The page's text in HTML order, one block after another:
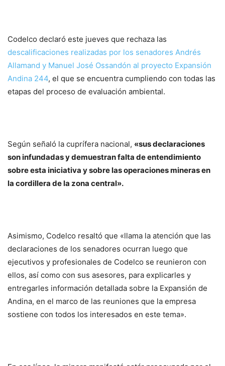
Codelco declaró este jueves que rechaza las
descalificaciones realizadas por los senadores Andrés
Allamand y Manuel José Ossandón al proyecto Expansión
Andina 244, el que se encuentra cumpliendo con todas las
etapas del proceso de evaluación ambiental.
Según señaló la cuprífera nacional, «sus declaraciones
son infundadas y demuestran falta de entendimiento
sobre esta iniciativa y sobre las operaciones mineras en
la cordillera de la zona central».
Asimismo, Codelco resaltó que «llama la atención que las
declaraciones de los senadores ocurran luego que
ejecutivos y profesionales de Codelco se reunieron con
ellos, así como con sus asesores, para explicarles y
entregarles información detallada sobre la Expansión de
Andina, en el marco de las reuniones que la empresa
sostiene con todos los interesados en este tema».